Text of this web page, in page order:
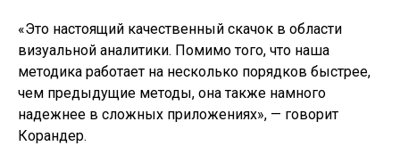
«Это настоящий качественный скачок в области
визуальной аналитики. Помимо того, что наша
методика работает на несколько порядков быстрее,
чем предыдущие методы, она также намного
надежнее в сложных приложениях», — говорит
Корандер.